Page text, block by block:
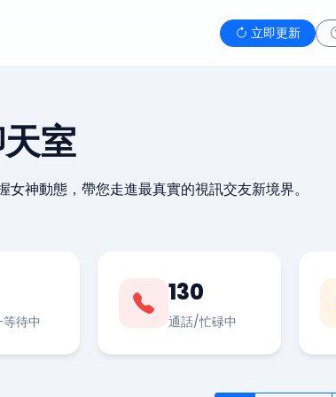
立即更新
室
神動態，帶您走進最真實的視訊交友新境界。
待中
130
通話/忙碌中